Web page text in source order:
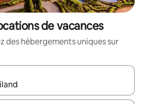
de vacances
des hébergements uniques sur
s'affichent, utilisez les flèches vers le